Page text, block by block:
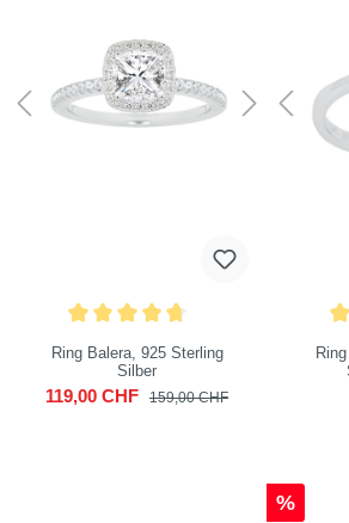
Ring Balera, 925 Sterling
Silber
119,00 CHF 159,00 CHF
%